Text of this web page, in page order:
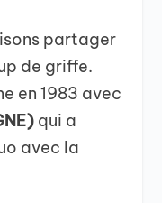
partager
de griffe.
en 1983 avec
qui a
avec la